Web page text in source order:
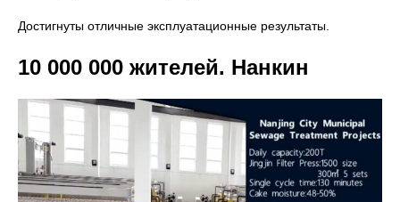
Достигнуты отличные эксплуатационные результаты.
10 000 000 жителей. Нанкин